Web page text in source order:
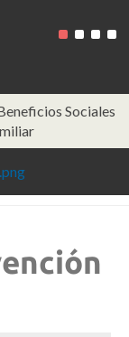
Sociales